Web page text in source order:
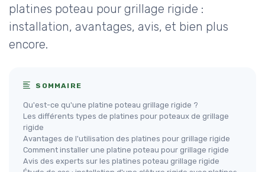
platines poteau pour grillage rigide :
installation, avantages, avis, et bien plus
encore.
SOMMAIRE
Qu'est-ce qu'une platine poteau grillage rigide ?
Les différents types de platines pour poteaux de grillage
rigide
Avantages de l'utilisation des platines pour grillage rigide
Comment installer une platine poteau pour grillage rigide
Avis des experts sur les platines poteau grillage rigide